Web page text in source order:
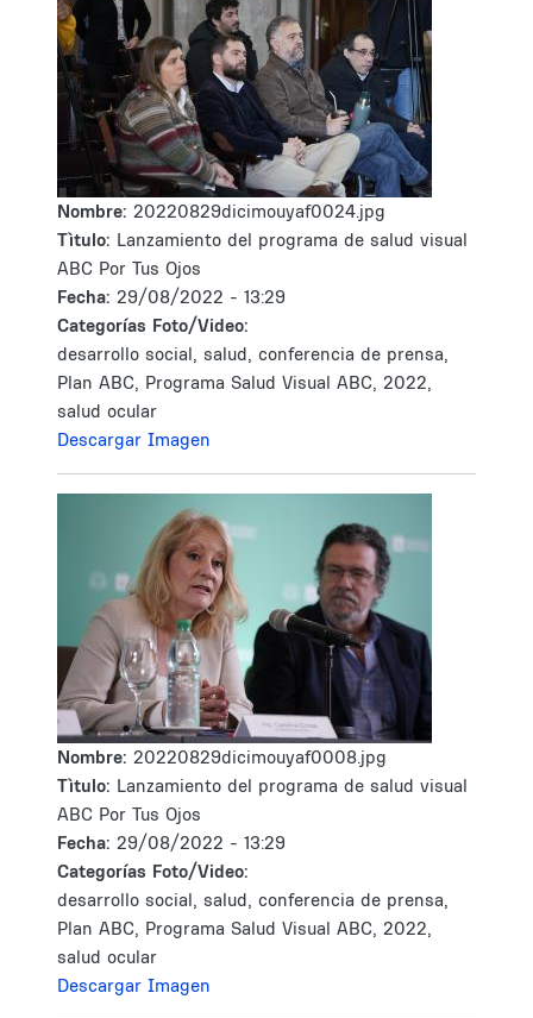
Nombre: 20220829dicimouyaf0024.jpg
Tìtulo: Lanzamiento del programa de salud visual
ABC Por Tus Ojos
Fecha: 29/08/2022 - 13:29
Categorías Foto/Video:
desarrollo social, salud, conferencia de prensa,
Plan ABC, Programa Salud Visual ABC, 2022,
salud ocular
Descargar Imagen
Nombre: 20220829dicimouyaf0008.jpg
Tìtulo: Lanzamiento del programa de salud visual
ABC Por Tus Ojos
Fecha: 29/08/2022 - 13:29
Categorías Foto/Video:
desarrollo social, salud, conferencia de prensa,
Plan ABC, Programa Salud Visual ABC, 2022,
salud ocular
Descargar Imagen